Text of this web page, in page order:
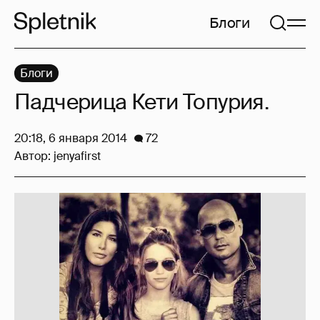
Блоги
Блоги
Падчерица Кети Топурия.
20:18, 6 января 2014
72
Автор: jenyafirst